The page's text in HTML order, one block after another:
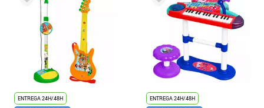
ENTREGA 24H/48H
ENTREGA 24H/48H